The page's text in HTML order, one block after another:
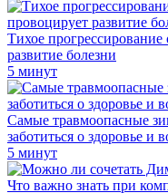
Тихое прогрессирование
развитие болезни
5 минут
Самые травмоопасные
заботиться о здоровье и
5 минут